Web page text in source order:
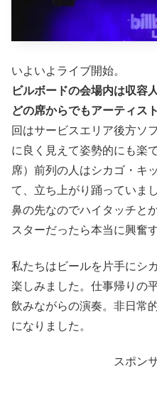
いよいよライブ開始。
ビルボードの会場内は収容
どの席からでもアーティス
回はサービスエリア後方ソ
に良く見えて姿勢的にも楽
席）前列の人はシカゴ・キ
て、立ち上がり踊っていま
鼻の先なのでハイタッチと
スターだったら本当に興奮
私たちはビールを片手にシ
楽しみました。仕事帰りの
飲みながらの演奏。非日常
になりました。
スポン